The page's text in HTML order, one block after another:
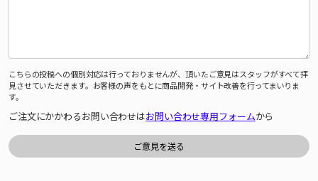
こちらの投稿への個別対応は行っておりませんが、頂いたご意見はスタッフがすべて拝
見させていただきます。お客様の声をもとに商品開発・サイト改善を行ってまいりま
す。
ご注文にかかわるお問い合わせはお問い合わせ専用フォームから